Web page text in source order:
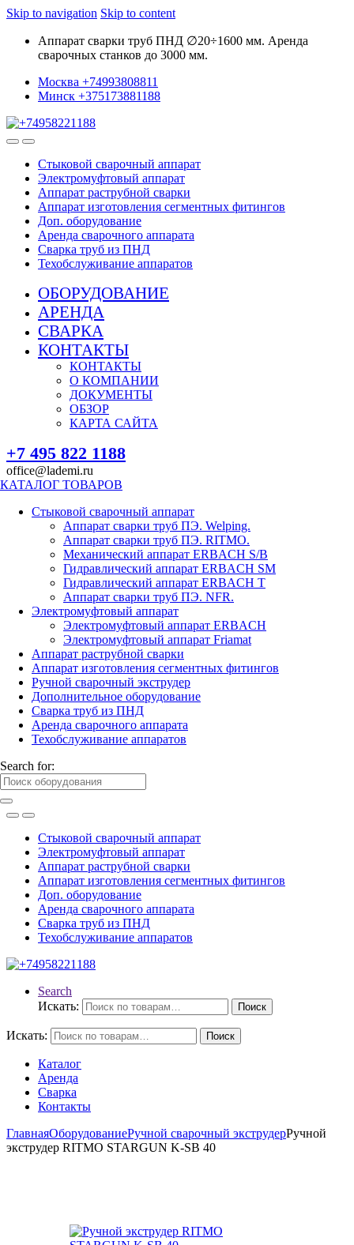
Skip to navigation Skip to content
Аппарат сварки труб ПНД ∅20÷1600 мм. Аренда
сварочных станков до 3000 мм.
Москва +74993808811
Минск +375173881188
Стыковой сварочный аппарат
Электромуфтовый аппарат
Аппарат раструбной сварки
Аппарат изготовления сегментных фитингов
Доп. оборудование
Аренда сварочного аппарата
Сварка труб из ПНД
Техобслуживание аппаратов
ОБОРУДОВАНИЕ
АРЕНДА
СВАРКА
КОНТАКТЫ
КОНТАКТЫ
О КОМПАНИИ
ДОКУМЕНТЫ
ОБЗОР
КАРТА САЙТА
+7 495 822 1188
office@lademi.ru
КАТАЛОГ ТОВАРОВ
Стыковой сварочный аппарат
Аппарат сварки труб ПЭ. Welping.
Аппарат сварки труб ПЭ. RITMO.
Механический аппарат ERBACH S/B
Гидравлический аппарат ERBACH SM
Гидравлический аппарат ERBACH T
Аппарат сварки труб ПЭ. NFR.
Электромуфтовый аппарат
Электромуфтовый аппарат ERBACH
Электромуфтовый аппарат Friamat
Аппарат раструбной сварки
Аппарат изготовления сегментных фитингов
Ручной сварочный экструдер
Дополнительное оборудование
Сварка труб из ПНД
Аренда сварочного аппарата
Техобслуживание аппаратов
Search for:
Стыковой сварочный аппарат
Электромуфтовый аппарат
Аппарат раструбной сварки
Аппарат изготовления сегментных фитингов
Доп. оборудование
Аренда сварочного аппарата
Сварка труб из ПНД
Техобслуживание аппаратов
Search
Искать:
Поиск
Искать: Поиск
Каталог
Аренда
Сварка
Контакты
ГлавнаяОборудованиеРучной сварочный экструдерРучной
экструдер RITMO STARGUN K-SB 40